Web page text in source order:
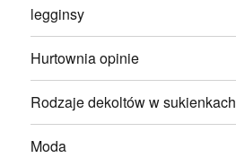
legginsy
Hurtownia opinie
Rodzaje dekoltów w sukienkach
Moda